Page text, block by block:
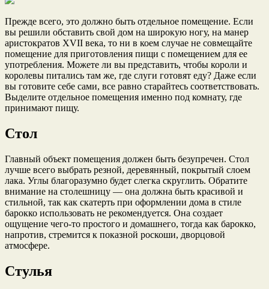
Прежде всего, это должно быть отдельное помещение. Если
вы решили обставить свой дом на широкую ногу, на манер
аристократов XVII века, то ни в коем случае не совмещайте
помещение для приготовления пищи с помещением для ее
употребления. Можете ли вы представить, чтобы короли и
королевы питались там же, где слуги готовят еду? Даже если
вы готовите себе сами, все равно старайтесь соответствовать.
Выделите отдельное помещения именно под комнату, где
принимают пищу.
Стол
Главный объект помещения должен быть безупречен. Стол
лучше всего выбрать резной, деревянный, покрытый слоем
лака. Углы благоразумно будет слегка скруглить. Обратите
внимание на столешницу — она должна быть красивой и
стильной, так как скатерть при оформлении дома в стиле
барокко использовать не рекомендуется. Она создает
ощущение чего-то простого и домашнего, тогда как барокко,
напротив, стремится к показной роскоши, дворцовой
атмосфере.
Стулья